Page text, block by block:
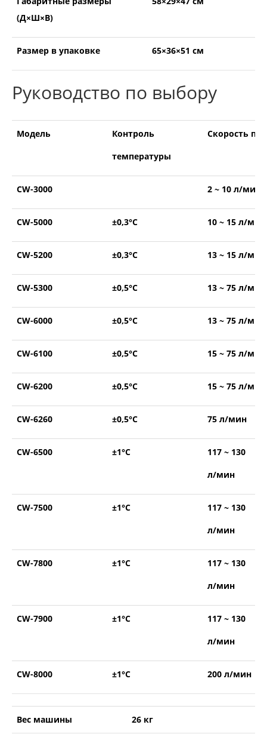
(Д×Ш×В)
Размер в упаковке 65×36×51 см
Руководство по выбору
Модель
Контроль
температуры
Скорость
CW-3000 2 ~ 10 л/мин
CW-5000 ±0,3°С 10 ~ 15 л/мин
CW-5200 ±0,3°С 13 ~ 15 л/мин
CW-5300 ±0,5°С 13 ~ 75 л/мин
CW-6000 ±0,5°С 13 ~ 75 л/мин
CW-6100 ±0,5°С 15 ~ 75 л/мин
CW-6200 ±0,5°С 15 ~ 75 л/мин
CW-6260 ±0,5°С 75 л/мин
CW-6500 ±1°С
117 ~ 130
л/мин
CW-7500 ±1°С
117 ~ 130
л/мин
CW-7800 ±1°С
117 ~ 130
л/мин
CW-7900 ±1°С
117 ~ 130
л/мин
CW-8000 ±1°С 200 л/мин
Вес машины 26 кг